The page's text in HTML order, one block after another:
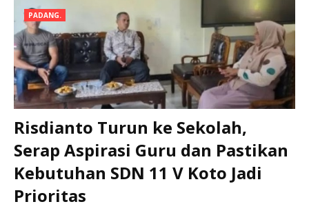
PADANG.
Risdianto Turun ke Sekolah,
Serap Aspirasi Guru dan Pastikan
Kebutuhan SDN 11 V Koto Jadi
Prioritas